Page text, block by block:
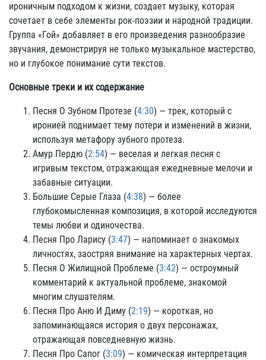
ироничным подходом к жизни, создает музыку, которая
сочетает в себе элементы рок-поэзии и народной традиции.
Группа «Гой» добавляет в его произведения разнообразие
звучания, демонстрируя не только музыкальное мастерство,
но и глубокое понимание сути текстов.
Основные треки и их содержание
Песня О Зубном Протезе (4:30) — трек, который с
иронией поднимает тему потери и изменений в жизни,
используя метафору зубного протеза.
Амур Пердю (2:54) — веселая и легкая песня с
игривым текстом, отражающая ежедневные мелочи и
забавные ситуации.
Большие Серые Глаза (4:38) — более
глубокомысленная композиция, в которой исследуются
темы любви и одиночества.
Песня Про Ларису (3:47) — напоминает о знакомых
личностях, заостряя внимание на характерных чертах.
Песня О Жилищной Проблеме (3:42) — остроумный
комментарий к актуальной проблеме, знакомой
многим слушателям.
Песня Про Аню И Диму (2:19) — короткая, но
запоминающаяся история о двух персонажах,
отражающая повседневную жизнь.
Песня Про Сапог (3:09) — комическая интерпретация